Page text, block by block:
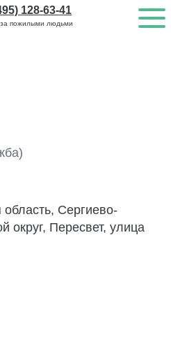
пожилыми людьми
128-63-41
Сергиево-
округ, Пересвет, улица